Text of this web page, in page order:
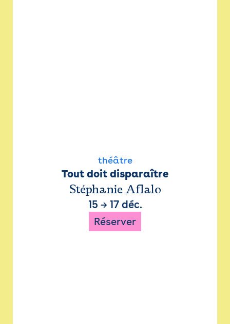
théâtre
Tout doit disparaître
Stéphanie Aflalo
15 → 17 déc.
Réserver